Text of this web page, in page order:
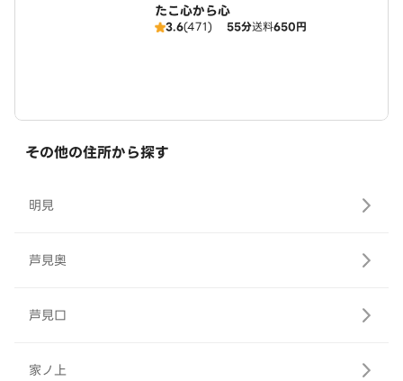
たこ心から心
3.6(471) 55分送料650円
その他の住所から探す
明見
芦見奥
芦見口
家ノ上